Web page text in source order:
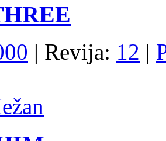
| Revija: 12 |